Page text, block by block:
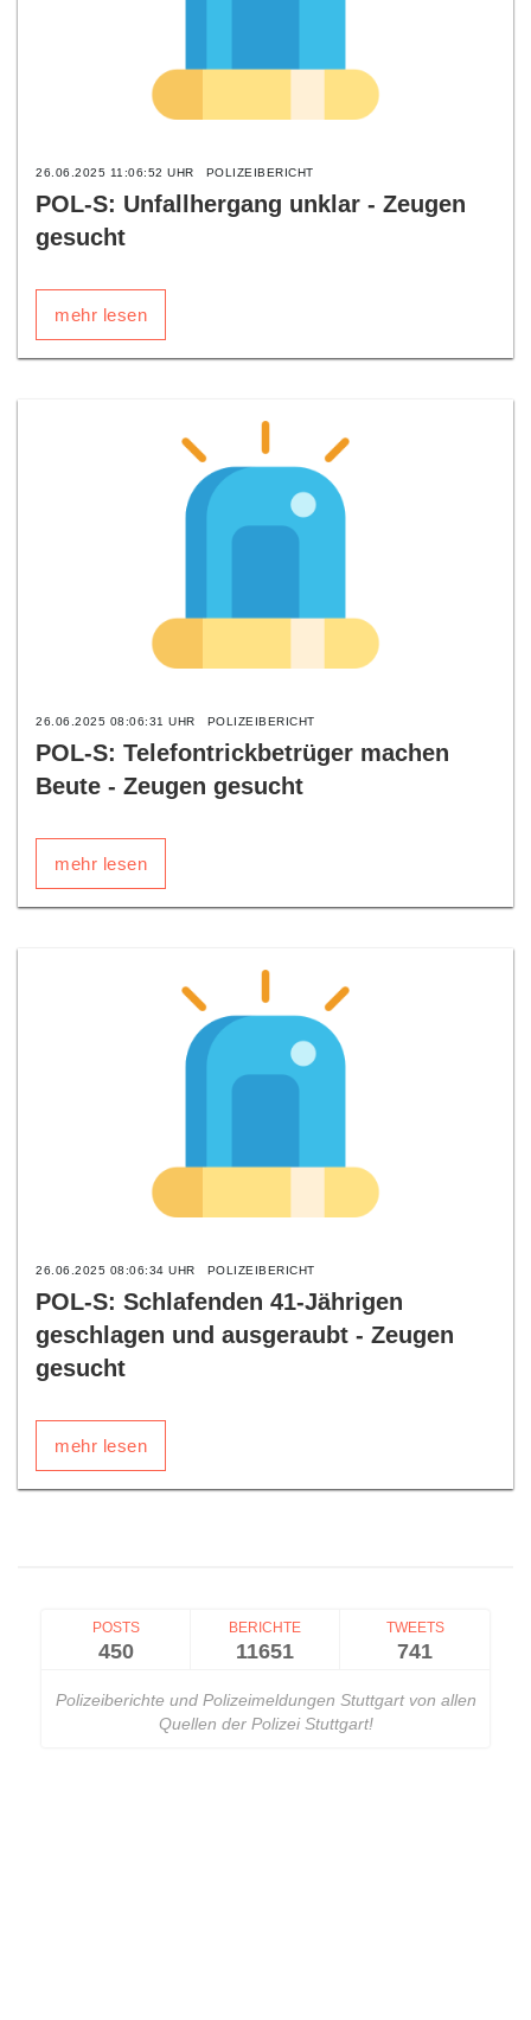
26.06.2025 11:06:52 UHR POLIZEIBERICHT
POL-S: Unfallhergang unklar - Zeugen
gesucht
mehr lesen
26.06.2025 08:06:31 UHR POLIZEIBERICHT
POL-S: Telefontrickbetrüger machen
Beute - Zeugen gesucht
mehr lesen
26.06.2025 08:06:34 UHR POLIZEIBERICHT
POL-S: Schlafenden 41-Jährigen
geschlagen und ausgeraubt - Zeugen
gesucht
mehr lesen
POSTS
450
BERICHTE
11651
TWEETS
741
Polizeiberichte und Polizeimeldungen Stuttgart von allen
Quellen der Polizei Stuttgart!